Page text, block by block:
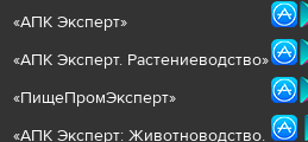
«АПК Эксперт»
«АПК Эксперт. Растениеводство»
«ПищеПромЭксперт»
«АПК Эксперт: Животноводство.